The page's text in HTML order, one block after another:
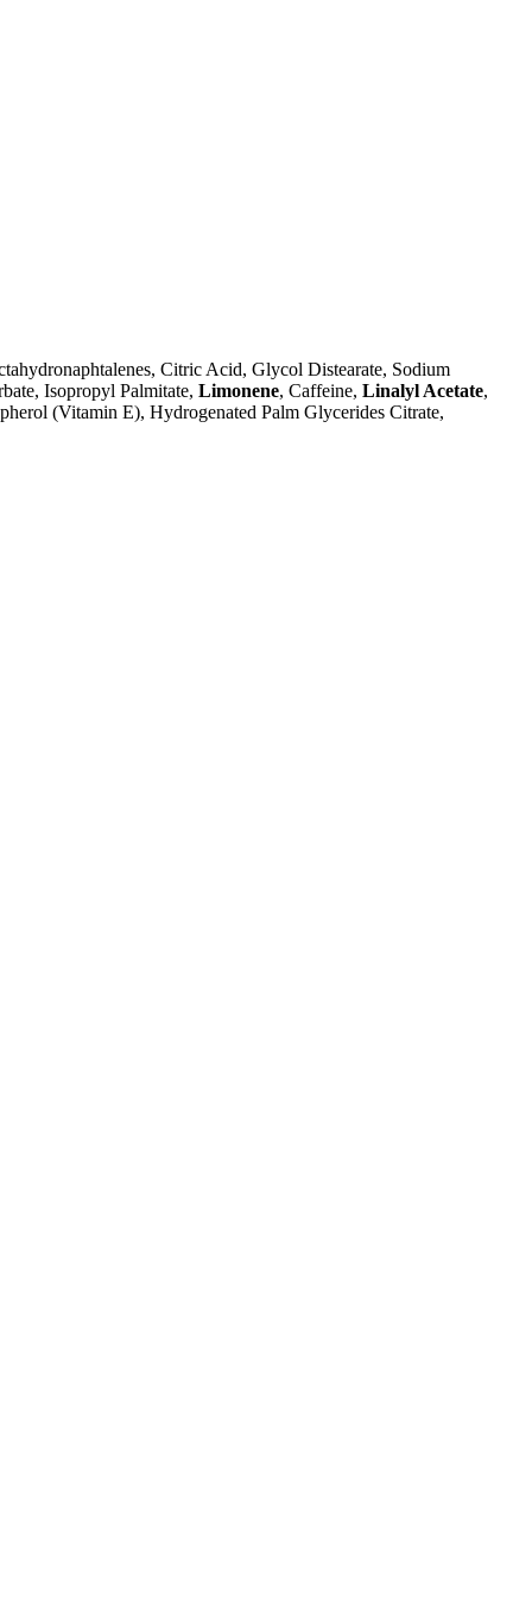
Citric Acid, Glycol Distearate, Sodium
Isopropyl Palmitate, Limonene, Caffeine, Linalyl Acetate,
(Vitamin E), Hydrogenated Palm Glycerides Citrate,